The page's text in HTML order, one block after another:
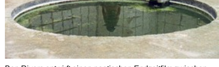
Kindheit, Mythos und Klimakatastrophe.
MEHR
Netflix: »I am Frankelda«